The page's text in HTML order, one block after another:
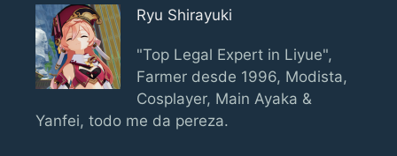
Ryu Shirayuki
"Top Legal Expert in Liyue",
Farmer desde 1996, Modista,
Cosplayer, Main Ayaka &
Yanfei, todo me da pereza.